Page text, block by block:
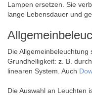
Lampen ersetzen. Sie
lange Lebensdauer und
Die
Grundhelligkeit: z. B. durch
linearen System. Auch
Die Auswahl an Leuchten